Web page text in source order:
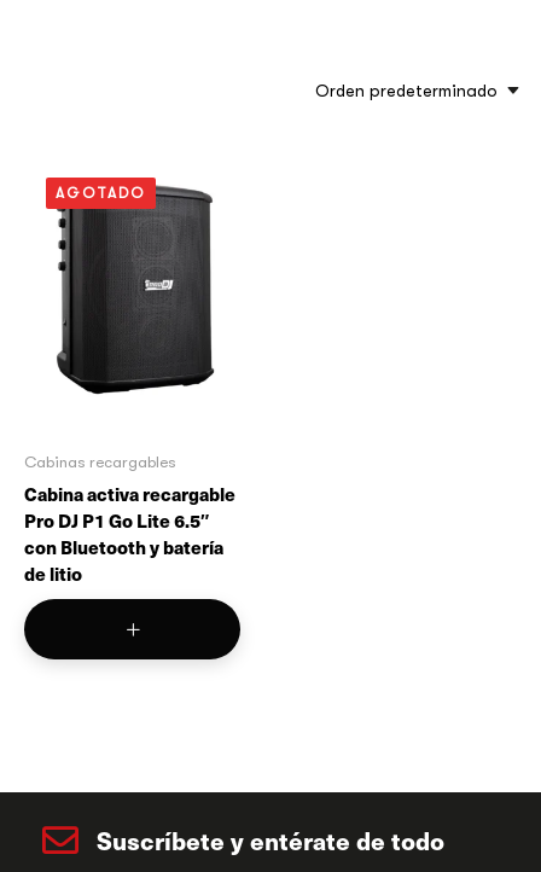
Orden predeterminado
AGOTADO
Cabinas recargables
Cabina activa recargable
Pro DJ P1 Go Lite 6.5″
con Bluetooth y batería
de litio
Suscríbete y entérate de todo